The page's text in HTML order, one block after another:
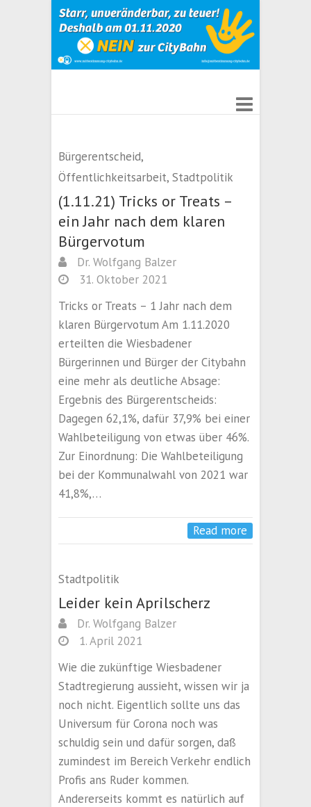
Bürgerentscheid,
Öffentlichkeitsarbeit, Stadtpolitik
(1.11.21) Tricks or Treats –
ein Jahr nach dem klaren
Bürgervotum
Dr. Wolfgang Balzer
31. Oktober 2021
Tricks or Treats – 1 Jahr nach dem
klaren Bürgervotum Am 1.11.2020
erteilten die Wiesbadener
Bürgerinnen und Bürger der Citybahn
eine mehr als deutliche Absage:
Ergebnis des Bürgerentscheids:
Dagegen 62,1%, dafür 37,9% bei einer
Wahlbeteiligung von etwas über 46%.
Zur Einordnung: Die Wahlbeteiligung
bei der Kommunalwahl von 2021 war
41,8%,…
Read more
Stadtpolitik
Leider kein Aprilscherz
Dr. Wolfgang Balzer
1. April 2021
Wie die zukünftige Wiesbadener
Stadtregierung aussieht, wissen wir ja
noch nicht. Eigentlich sollte uns das
Universum für Corona noch was
schuldig sein und dafür sorgen, daß
zumindest im Bereich Verkehr endlich
Profis ans Ruder kommen.
Andererseits kommt es natürlich auf